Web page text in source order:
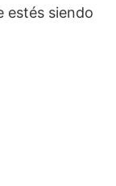
estés siendo